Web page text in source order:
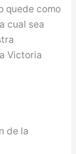
quede como
cual sea
Victoria
de la